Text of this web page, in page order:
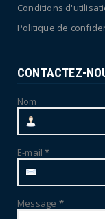
Conditions
Politique de
CONTACTEZ-
Nom
E-mail*
Message *